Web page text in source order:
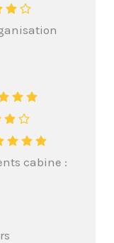
cabine :